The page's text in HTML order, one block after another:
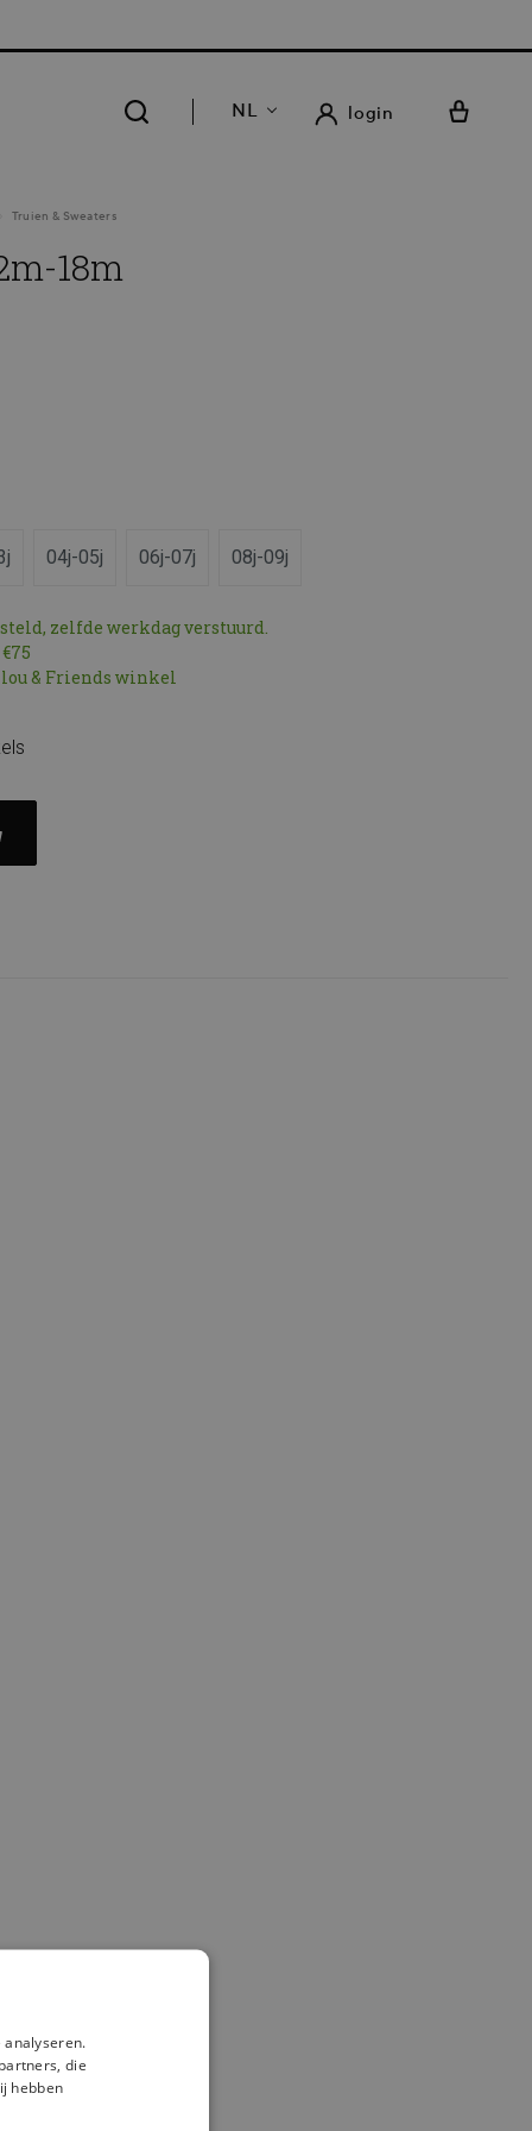
NL login
Truien & Sweaters
18m
04j-05j 06j-07j 08j-09j
zelfde werkdag verstuurd.
& Friends winkel
die
hebben